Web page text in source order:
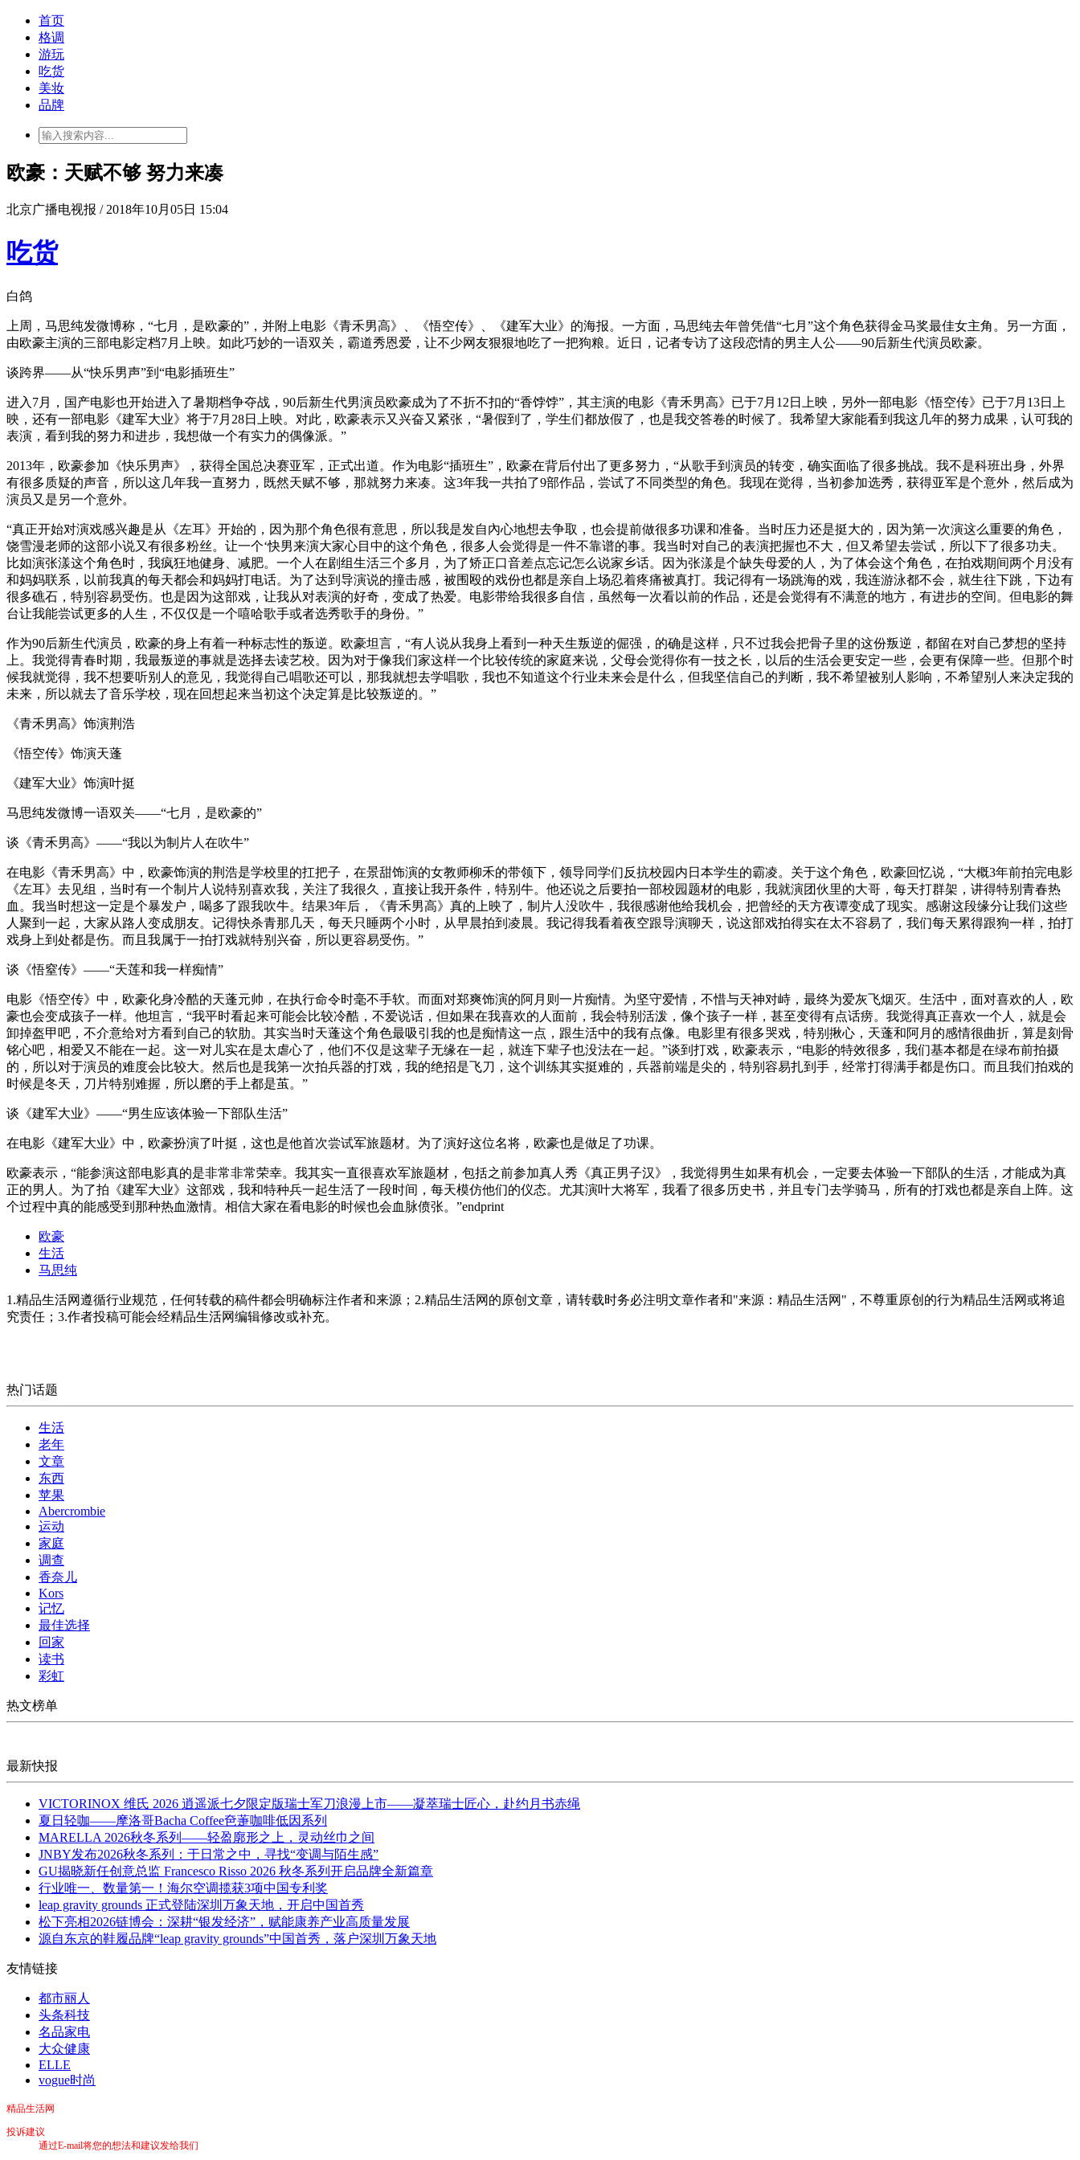
首页
格调
游玩
吃货
美妆
品牌
欧豪：天赋不够 努力来凑
北京广播电视报 / 2018年10月05日 15:04
吃货
白鸽
上周，马思纯发微博称，“七月，是欧豪的”，并附上电影《青禾男高》、《悟空传》、《建军大业》的海报。一方面，马思纯去年曾凭借“七月”这个角色获得金马奖最佳女主角。另一方面，
由欧豪主演的三部电影定档7月上映。如此巧妙的一语双关，霸道秀恩爱，让不少网友狠狠地吃了一把狗粮。近日，记者专访了这段恋情的男主人公——90后新生代演员欧豪。
谈跨界——从“快乐男声”到“电影插班生”
进入7月，国产电影也开始进入了暑期档争夺战，90后新生代男演员欧豪成为了不折不扣的“香饽饽”，其主演的电影《青禾男高》已于7月12日上映，另外一部电影《悟空传》已于7月13日上
映，还有一部电影《建军大业》将于7月28日上映。对此，欧豪表示又兴奋又紧张，“暑假到了，学生们都放假了，也是我交答卷的时候了。我希望大家能看到我这几年的努力成果，认可我的
表演，看到我的努力和进步，我想做一个有实力的偶像派。”
2013年，欧豪参加《快乐男声》，获得全国总决赛亚军，正式出道。作为电影“插班生”，欧豪在背后付出了更多努力，“从歌手到演员的转变，确实面临了很多挑战。我不是科班出身，外界
有很多质疑的声音，所以这几年我一直努力，既然天赋不够，那就努力来凑。这3年我一共拍了9部作品，尝试了不同类型的角色。我现在觉得，当初参加选秀，获得亚军是个意外，然后成为
演员又是另一个意外。
“真正开始对演戏感兴趣是从《左耳》开始的，因为那个角色很有意思，所以我是发自內心地想去争取，也会提前做很多功课和准备。当时压力还是挺大的，因为第一次演这么重要的角色，
饶雪漫老师的这部小说又有很多粉丝。让一个‘快男来演大家心目中的这个角色，很多人会觉得是一件不靠谱的事。我当时对自己的表演把握也不大，但又希望去尝试，所以下了很多功夫。
比如演张漾这个角色时，我疯狂地健身、减肥。一个人在剧组生活三个多月，为了矫正口音差点忘记怎么说家乡话。因为张漾是个缺失母爱的人，为了体会这个角色，在拍戏期间两个月没有
和妈妈联系，以前我真的每天都会和妈妈打电话。为了达到导演说的撞击感，被围殴的戏份也都是亲自上场忍着疼痛被真打。我记得有一场跳海的戏，我连游泳都不会，就生往下跳，下边有
很多礁石，特别容易受伤。也是因为这部戏，让我从对表演的好奇，变成了热爱。电影带给我很多自信，虽然每一次看以前的作品，还是会觉得有不满意的地方，有进步的空间。但电影的舞
台让我能尝试更多的人生，不仅仅是一个嘻哈歌手或者选秀歌手的身份。”
作为90后新生代演员，欧豪的身上有着一种标志性的叛逆。欧豪坦言，“有人说从我身上看到一种天生叛逆的倔强，的确是这样，只不过我会把骨子里的这份叛逆，都留在对自己梦想的坚持
上。我觉得青春时期，我最叛逆的事就是选择去读艺校。因为对于像我们家这样一个比较传统的家庭来说，父母会觉得你有一技之长，以后的生活会更安定一些，会更有保障一些。但那个时
候我就觉得，我不想要听别人的意见，我觉得自己唱歌还可以，那我就想去学唱歌，我也不知道这个行业未来会是什么，但我坚信自己的判断，我不希望被别人影响，不希望别人来决定我的
未来，所以就去了音乐学校，现在回想起来当初这个决定算是比较叛逆的。”
《青禾男高》饰演荆浩
《悟空传》饰演天蓬
《建军大业》饰演叶挺
马思纯发微博一语双关——“七月，是欧豪的”
谈《青禾男高》——“我以为制片人在吹牛”
在电影《青禾男高》中，欧豪饰演的荆浩是学校里的扛把子，在景甜饰演的女教师柳禾的带领下，领导同学们反抗校园内日本学生的霸凌。关于这个角色，欧豪回忆说，“大概3年前拍完电影
《左耳》去见组，当时有一个制片人说特别喜欢我，关注了我很久，直接让我开条件，特别牛。他还说之后要拍一部校园题材的电影，我就演团伙里的大哥，每天打群架，讲得特别青春热
血。我当时想这一定是个暴发户，喝多了跟我吹牛。结果3年后，《青禾男高》真的上映了，制片人没吹牛，我很感谢他给我机会，把曾经的天方夜谭变成了现实。感谢这段缘分让我们这些
人聚到一起，大家从路人变成朋友。记得快杀青那几天，每天只睡两个小时，从早晨拍到凌晨。我记得我看着夜空跟导演聊天，说这部戏拍得实在太不容易了，我们每天累得跟狗一样，拍打
戏身上到处都是伤。而且我属于一拍打戏就特别兴奋，所以更容易受伤。”
谈《悟窒传》——“天莲和我一样痴情”
电影《悟空传》中，欧豪化身冷酷的天蓬元帅，在执行命令时毫不手软。而面对郑爽饰演的阿月则一片痴情。为坚守爱情，不惜与天神对峙，最终为爱灰飞烟灭。生活中，面对喜欢的人，欧
豪也会变成孩子一样。他坦言，“我平时看起来可能会比较冷酷，不爱说话，但如果在我喜欢的人面前，我会特别活泼，像个孩子一样，甚至变得有点话痨。我觉得真正喜欢一个人，就是会
卸掉盔甲吧，不介意给对方看到自己的软肋。其实当时天蓬这个角色最吸引我的也是痴情这一点，跟生活中的我有点像。电影里有很多哭戏，特别揪心，天蓬和阿月的感情很曲折，算是刻骨
铭心吧，相爱又不能在一起。这一对儿实在是太虐心了，他们不仅是这辈子无缘在一起，就连下辈子也没法在一起。”谈到打戏，欧豪表示，“电影的特效很多，我们基本都是在绿布前拍摄
的，所以对于演员的难度会比较大。然后也是我第一次拍兵器的打戏，我的绝招是飞刀，这个训练其实挺难的，兵器前端是尖的，特别容易扎到手，经常打得满手都是伤口。而且我们拍戏的
时候是冬天，刀片特别难握，所以磨的手上都是茧。”
谈《建军大业》——“男生应该体验一下部队生活”
在电影《建军大业》中，欧豪扮演了叶挺，这也是他首次尝试军旅题材。为了演好这位名将，欧豪也是做足了功课。
欧豪表示，“能参演这部电影真的是非常非常荣幸。我其实一直很喜欢军旅题材，包括之前参加真人秀《真正男子汉》，我觉得男生如果有机会，一定要去体验一下部队的生活，才能成为真
正的男人。为了拍《建军大业》这部戏，我和特种兵一起生活了一段时间，每天模仿他们的仪态。尤其演叶大将军，我看了很多历史书，并且专门去学骑马，所有的打戏也都是亲自上阵。这
个过程中真的能感受到那种热血激情。相信大家在看电影的时候也会血脉偾张。”endprint
欧豪
生活
马思纯
1.精品生活网遵循行业规范，任何转载的稿件都会明确标注作者和来源；2.精品生活网的原创文章，请转载时务必注明文章作者和"来源：精品生活网"，不尊重原创的行为精品生活网或将追
究责任；3.作者投稿可能会经精品生活网编辑修改或补充。
热门话题
生活
老年
文章
东西
苹果
Abercrombie
运动
家庭
调查
香奈儿
Kors
记忆
最佳选择
回家
读书
彩虹
热文榜单
最新快报
VICTORINOX 维氏 2026 逍遥派七夕限定版瑞士军刀浪漫上市——凝萃瑞士匠心，赴约月书赤绳
夏日轻咖——摩洛哥Bacha Coffee夿萐咖啡低因系列
MARELLA 2026秋冬系列——轻盈廓形之上，灵动丝巾之间
JNBY发布2026秋冬系列：于日常之中，寻找“变调与陌生感”
GU揭晓新任创意总监 Francesco Risso 2026 秋冬系列开启品牌全新篇章
行业唯一、数量第一！海尔空调揽获3项中国专利奖
leap gravity grounds 正式登陆深圳万象天地，开启中国首秀
松下亮相2026链博会：深耕“银发经济”，赋能康养产业高质量发展
源自东京的鞋履品牌“leap gravity grounds”中国首秀，落户深圳万象天地
友情链接
都市丽人
头条科技
名品家电
大众健康
ELLE
vogue时尚
精品生活网
投诉建议
通过E-mail将您的想法和建议发给我们